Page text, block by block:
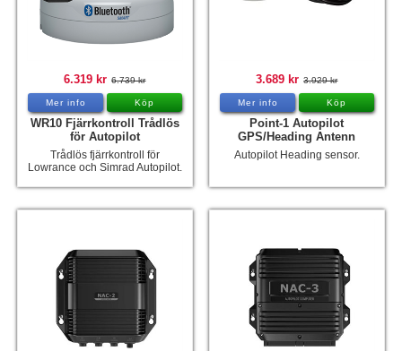
Simrad
Hummertina
Varta - Batterier
Victron - Batteriladdare
CTEK - Batteriladdare
Kamasa Tools - Verktyg
Calix - Packline - Takboxar
Thule - Takboxar
Thule - Lasthållare
6.319 kr 6.739 kr
Mer info Köp
WR10 Fjärrkontroll Trådlös
för Autopilot
Trådlös fjärrkontroll för
Lowrance och Simrad Autopilot.
3.689 kr 3.929 kr
Mer info Köp
Point-1 Autopilot
GPS/Heading Antenn
Autopilot Heading sensor.